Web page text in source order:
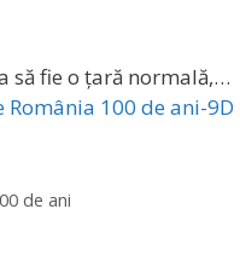
să fie o țară normală,…
100 de ani-9D
de ani